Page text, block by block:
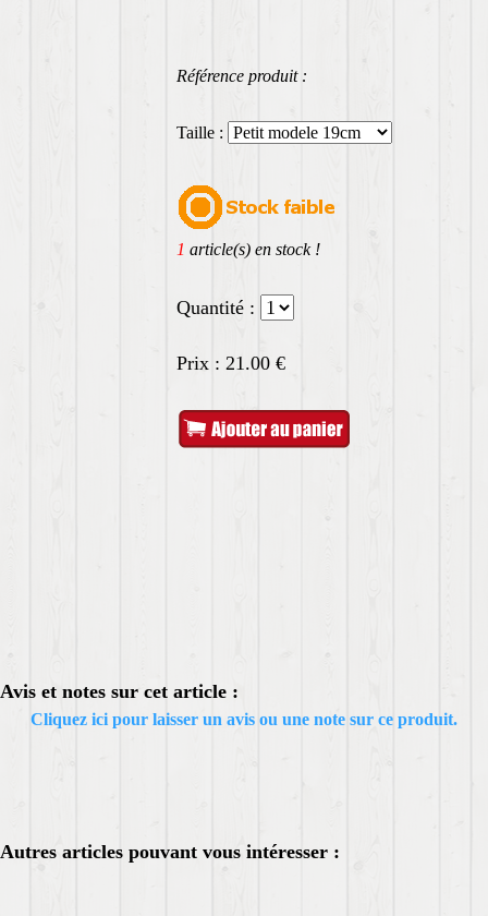
Référence produit :
Taille :
1 article(s) en stock !
Quantité :
Prix : 21.00 €
Avis et notes sur cet article :
Cliquez ici pour laisser un avis ou une note sur ce produit.
Autres articles pouvant vous intéresser :